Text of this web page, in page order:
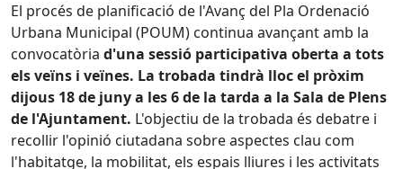
El procés de planificació de l'Avanç del Pla Ordenació
Urbana Municipal (POUM) continua avançant amb la
convocatòria d'una sessió participativa oberta a tots
els veïns i veïnes. La trobada tindrà lloc el pròxim
dijous 18 de juny a les 6 de la tarda a la Sala de Plens
de l'Ajuntament. L'objectiu de la trobada és debatre i
recollir l'opinió ciutadana sobre aspectes clau com
l'habitatge, la mobilitat, els espais lliures i les activitats